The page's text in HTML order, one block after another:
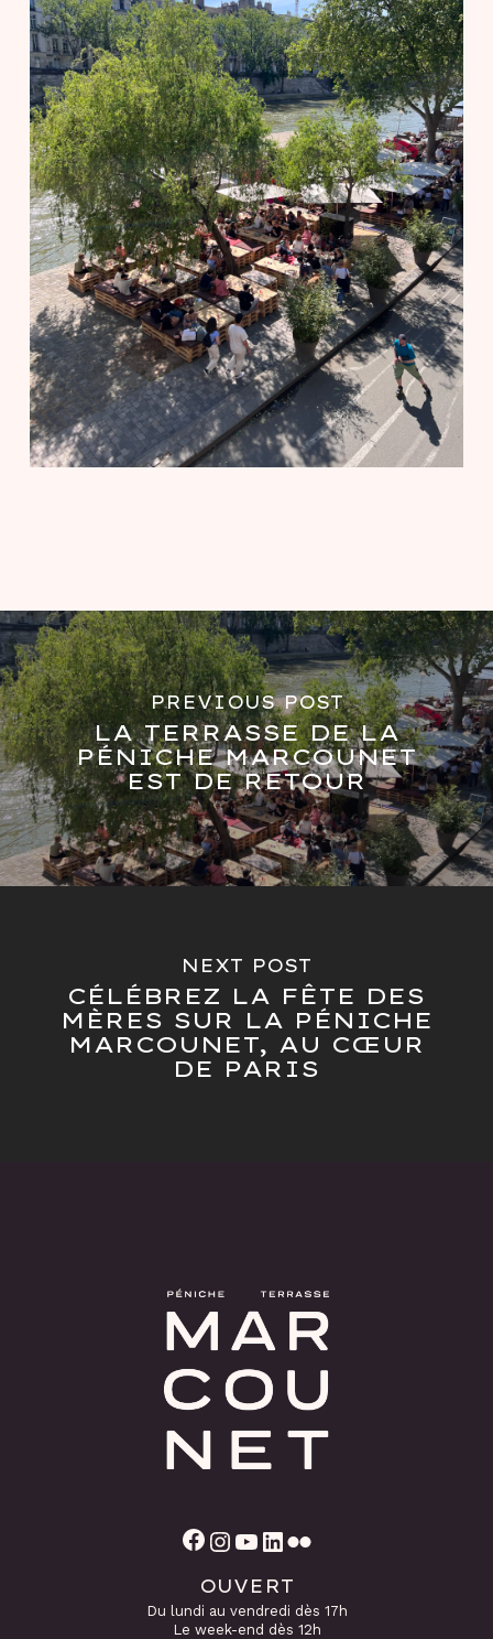
PREVIOUS POST
LA TERRASSE DE LA
PÉNICHE MARCOUNET
EST DE RETOUR
NEXT POST
CÉLÉBREZ LA FÊTE DES
MÈRES SUR LA PÉNICHE
MARCOUNET, AU CŒUR
DE PARIS
Facebook Instagram YouTube
OUVERT
Du lundi au vendredi dès 17h
Le week-end dès 12h